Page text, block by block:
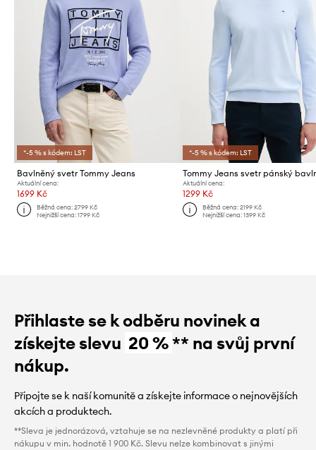
*-5 % s kódem: LST
Bavlněný svetr Tommy Jeans
Aktuální cena:
1699 Kč
Běžná cena:2799 Kč
Nejnižší cena:1799 Kč
*-5 % s kódem: LST
Tommy Jeans svetr pánský
Aktuální cena:
1299 Kč
Běžná cena: 2199 Kč
Nejnižší cena: 1399 Kč
Přihlaste se k odběru novinek a
získejte slevu 20 %** na svůj první
nákup.
Připojte se k naší komunitě a získejte informace o nejnovějších
akcích a produktech.
**Sleva je jednorázová, vztahuje se na nezlevněné produkty a platí při
nákupu v min. hodnotě 1 900 Kč. Slevu nelze kombinovat s jinými